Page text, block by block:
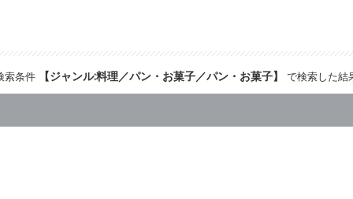
索条件 【ジャンル:料理／パン・お菓子／パン・お菓子】 で検索した結